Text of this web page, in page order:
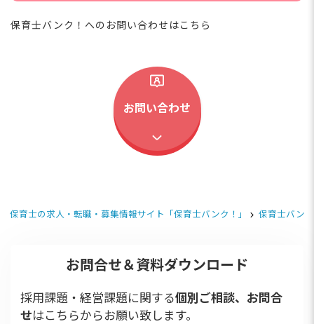
保育士バンク！へのお問い合わせはこちら
お問い合わせ
保育士の求人・転職・募集情報サイト「保育士バンク！」 保育士バン
お問合せ＆資料ダウンロード
採用課題・経営課題に関する個別ご相談、お問合
せはこちらからお願い致します。